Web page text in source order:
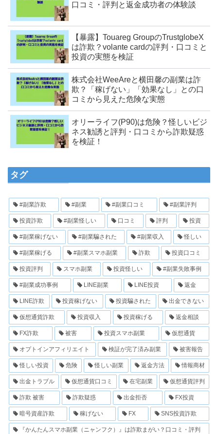
口コミ・評判と返金成功者の体験談
【暴露】Touareg GroupのTrustglobeX
は詐欺？volante cardの評判・口コミと
投資の実態を検証
株式会社WeeAreと横田馨の副業は詐
欺？「稼げない」「効果なし」との口
コミから見えた危険な実態
オリーライフ(P90)は危険？怪しいビジ
ネス勧誘と評判・口コミから詐欺疑惑
を検証！
タグ
#副業詐欺 #副業 #副業口コミ #副業評判
投資詐欺 #副業怪しい 口コミ 評判 投資
#副業稼げない #副業騙された #副業収入 怪しい
#副業稼げる #副業スマホ副業 詐欺 投資口コミ
投資評判 スマホ副業 投資怪しい #副業失敗事例
#副業成功事例 LINE副業 LINE投資 返金
LINE詐欺 投資稼げない 投資騙された 出金できない
仮想通貨詐欺 投資収入 投資稼げる 返金相談
FX詐欺 被害 投資スマホ副業 仮想通貨
オプトインアフィリエイト 検証が完了済み副業 被害報告
怪しい投資 危険 怪しい副業 返金方法 情報商材
出金トラブル 仮想通貨口コミ 在宅副業 仮想通貨評判
詐欺 被害 詐欺疑惑 出金拒否 FX投資
暗号資産詐欺 稼げない FX SNS投資詐欺
『かんたんスマホ副業（ニャンフク）』は詐欺まがい？口コミ・評判